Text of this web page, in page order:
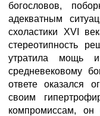
богословов,
адекватным
схоластики XVI
стереотипность
утратила мощь и
средневековому
ответе оказался
своим
компромиссам,